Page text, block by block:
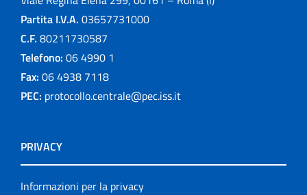
Partita I.V.A. 03657731000
C.F. 80211730587
Telefono: 06 4990 1
Fax: 06 4938 7118
PEC: protocollo.centrale@pec.iss.it
PRIVACY
Informazioni per la privacy